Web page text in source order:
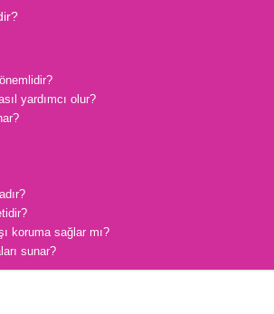
yardımcı olur?
koruma sağlar mı?
sunar?